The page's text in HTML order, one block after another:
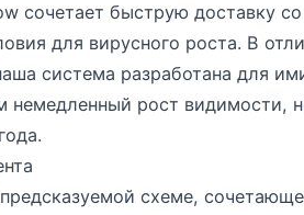
сочетает быструю доставку со
для вирусного роста. В
система разработана для
немедленный рост видимости,
схеме,